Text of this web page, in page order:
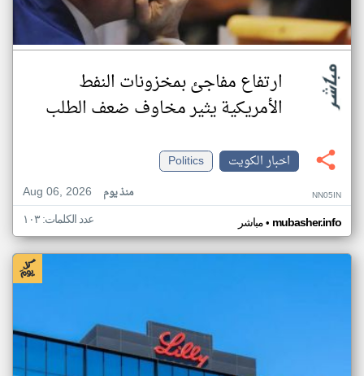
ارتفاع مفاجئ بمخزونات النفط
الأمريكية يثير مخاوف ضعف الطلب
اخبار الكويت
Politics
Aug 06, 2026
منذ يوم NN05IN
مباشر• mubasher.info عدد الكلمات: ١٠٣